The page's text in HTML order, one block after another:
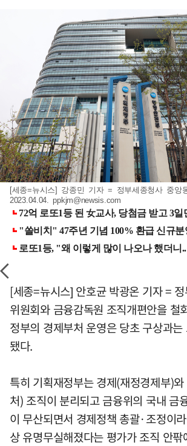
[세종=뉴시스] 강종민 기자 = 정부세종청사 중앙
2023.04.04.ppkjm@newsis.com
[세종=뉴시스] 안호균 박광온 기자 =
위원회와 금융감독원 조직개편안을 철
정부의 경제부처 운영은 당초 구상과
됐다.
특히 기획재정부는 경제(재정경제부)
처) 조직이 분리되고 금융위의 국내 금
이 무산되면서 경제정책 총괄·조정이
상 유명무실해졌다는 평가가 조직 안팎